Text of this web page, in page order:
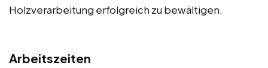
Holzverarbeitung erfolgreich zu bewältigen.
Arbeitszeiten